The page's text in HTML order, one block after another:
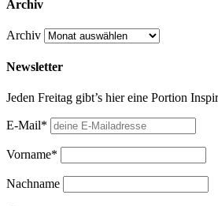
Archiv
Archiv
Newsletter
Jeden Freitag gibt’s hier eine Portion
E-Mail*
Vorname*
Nachname